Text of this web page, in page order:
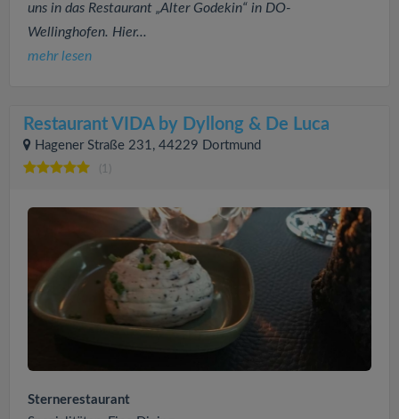
uns in das Restaurant „Alter Godekin“ in DO-
Wellinghofen. Hier...
mehr lesen
Restaurant VIDA by Dyllong & De Luca
Hagener Straße 231, 44229 Dortmund
(1)
Sternerestaurant